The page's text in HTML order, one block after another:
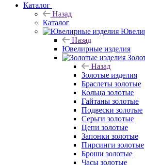
Каталог
Назад
Каталог
Назад
Ювелирные изделия
Назад
Золотые изделия
Браслеты золотые
Кольца золотые
Гайтаны золотые
Подвески золотые
Серьги золотые
Цепи золотые
Запонки золотые
Пирсинги золотые
Броши золотые
Часы золотые